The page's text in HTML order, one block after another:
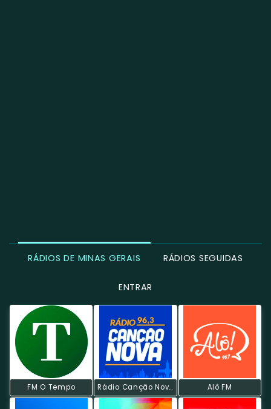
RÁDIOS DE MINAS GERAIS RÁDIOS SEGUIDAS
ENTRAR
FM O Tempo Rádio Canção Nova FM Alô FM